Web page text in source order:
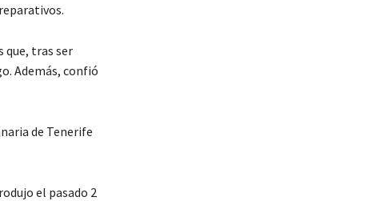
que, tras ser
Además, confió
de Tenerife
el pasado 2